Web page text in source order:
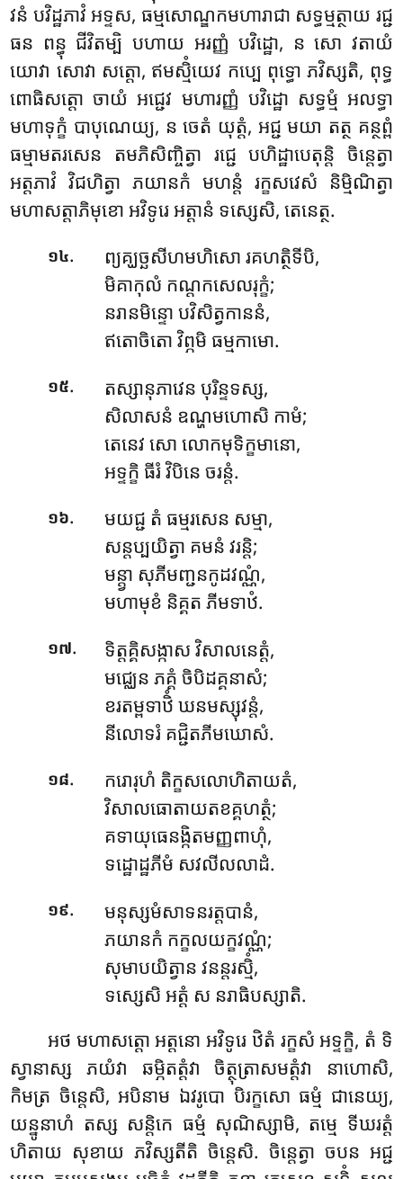
វនំ បវិដ្ឋភាវំ អទ្ទស, ធម្មសោណ្ឌកមហារាជា សទ្ធម្មត្ថាយ រជ្ជ
ធន ពន្ធុ ជីវិតម្បិ បហាយ អរញ្ញំ បវិដ្ឋោ, ន សោ វតាយំ
យោវា សោវា សត្តោ, ឥមស្មិំយេវ កប្បេ ពុទ្ធោ ភវិស្សតិ, ពុទ្ធ
ពោធិសត្តោ ចាយំ អជ្ជេវ មហារញ្ញំ បវិដ្ឋោ សទ្ធម្មំ អលទ្ធា
មហាទុក្ខំ បាបុណេយ្យ, ន ចេតំ យុត្តំ, អជ្ជ មយា តត្ថ គន្ថព្ពំ
ធម្មាមតរសេន តមភិសិញ្ចិត្វា រជ្ជេ បហិដ្ឋាបេតុន្តិ ចិន្តេត្វា
អត្តភាវំ វិជហិត្វា ភយានកំ មហន្តំ រក្ខសវេសំ និម្មិណិត្វា
មហាសត្តាភិមុខោ អវិទូរេ អត្តានំ ទស្សេសិ, តេនេត្ថ.
១៤. ព្យគ្ឃច្ឆសីហមហិសោ រគហត្ថិទីបិ,
មិគាកុលំ កណ្ដកសេលរុក្ខំ;
នរានមិន្ទោ បវិសិត្វកាននំ,
ឥតោចិតោ វិព្ភមិ ធម្មកាមោ.
១៥.
តស្សានុភាវេន បុរិន្ទទស្ស,
សិលាសនំ ឧណ្ហមហោសិ កាមំ;
តេនេវ សោ លោកមុទិក្ខមានោ,
អទ្ទក្ខិ ធីរំ វិបិនេ ចរន្តំ.
១៦.
មយជ្ជ តំ ធម្មរសេន សម្មា,
សន្តប្បយិត្វា គមនំ វរន្តិ;
មន្ត្វា សុភីមញ្ជនកូដវណ្ណំ,
មហាមុខំ និគ្គត ភីមទាឋំ.
១៧.
ទិត្តគ្គិសង្កាស វិសាលនេត្តំ,
មជ្ឈេន ភគ្គំ ចិបិដគ្គនាសំ;
ខរតម្ពទាឋិំ ឃនមស្សុវន្តំ,
នីលោទរំ គជ្ជិតភីមឃោសំ.
១៨.
ករោរុហំ តិក្ខសលោហិតាយតំ,
វិសាលធោតាយតខគ្គហត្ថំ;
គទាយុធេនង្កិតមញ្ញពាហុំ,
ទដ្ឋោដ្ឋភីមំ សវលីលលាដំ.
១៩.
មនុស្សមំសាទនរត្តបានំ,
ភយានកំ កក្ខលយក្ខវណ្ណំ;
សុមាបយិត្វាន វនន្តរស្មិំ,
ទស្សេសិ អត្តំ ស នរាធិបស្សាតិ.
អថ មហាសត្តោ អត្តនោ អវិទូរេ ឋិតំ រក្ខសំ អទ្ទក្ខិ, តំ ទិ
ស្វានាស្ស ភយំវា ឆម្ភិតត្តំវា ចិត្ថុត្រាសមត្តំវា នាហោសិ,
កិមត្រ ចិន្តេសិ, អបិនាម ឯវរូបោ បិរក្ខសោ ធម្មំ ជានេយ្យ,
យន្នូនាហំ តស្ស សន្តិកេ ធម្មំ សុណិស្សាមិ, តម្មេ ទីឃរត្តំ
ហិតាយ សុខាយ ភវិស្សតីតិ ចិន្តេសិ. ចិន្តេត្វា ចបន អជ្ជ